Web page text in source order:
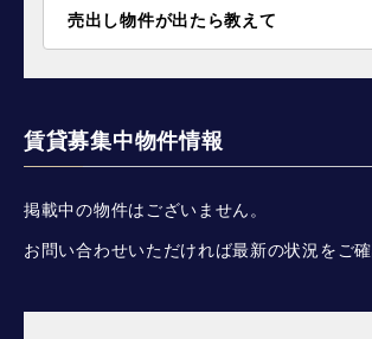
売出し物件が出たら教えて
賃貸募集中物件情報
掲載中の物件はございません。
お問い合わせいただければ最新の状況をご確